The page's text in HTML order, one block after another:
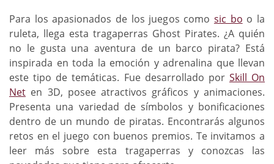
Para los apasionados de los juegos como sic bo o la
ruleta, llega esta tragaperras Ghost Pirates. ¿A quién
no le gusta una aventura de un barco pirata? Está
inspirada en toda la emoción y adrenalina que llevan
este tipo de temáticas. Fue desarrollado por Skill On
Net en 3D, posee atractivos gráficos y animaciones.
Presenta una variedad de símbolos y bonificaciones
dentro de un mundo de piratas. Encontrarás algunos
retos en el juego con buenos premios. Te invitamos a
leer más sobre esta tragaperras y conozcas las